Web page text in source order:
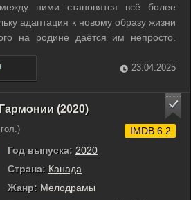
ними становятся всё более
адаптация к новому образу жизни
на родине даётся им непросто.
вынуждена стать разнорабочей, а
в школе из-за бедности её семьи.
23.04.2025
(2020)
гол.)
Год выпуска: 2020
Страна: Канада
Жанр: Мелодрамы
IMDB 6.2